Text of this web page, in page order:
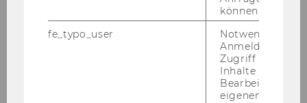
können.
fe_typo_user
Notwendig für
Anmeldung und
Zugriff auf
Inhalte oder zur
Bearbeitung des
eigenen Profils.